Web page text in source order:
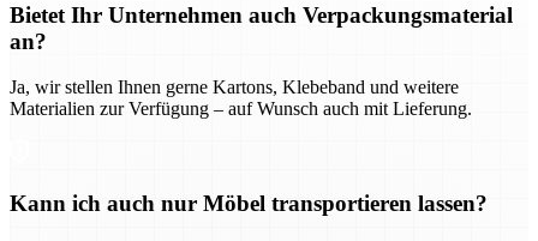
Bietet Ihr Unternehmen auch Verpackungsmaterial
an?
Ja, wir stellen Ihnen gerne Kartons, Klebeband und weitere
Materialien zur Verfügung – auf Wunsch auch mit Lieferung.
Kann ich auch nur Möbel transportieren lassen?